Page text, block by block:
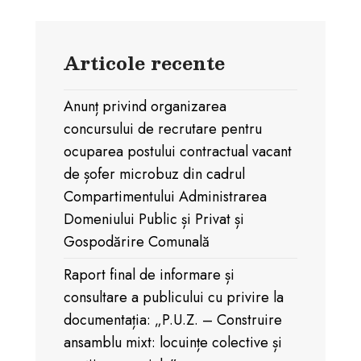
publicitate,
organizare de
șantier”
Articole recente
Anunț privind organizarea
concursului de recrutare pentru
ocuparea postului contractual vacant
de șofer microbuz din cadrul
Compartimentului Administrarea
Domeniului Public și Privat și
Gospodărire Comunală
Raport final de informare și
consultare a publicului cu privire la
documentația: „P.U.Z. – Construire
ansamblu mixt: locuințe colective și